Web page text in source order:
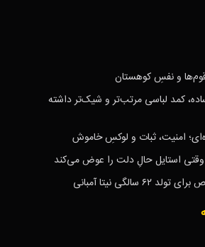
و نفسِ کوهستان
کمد لباسی مرتب‌تر و شیک‌تر داشته
امنیت، ثبات و لوکسِ خاموش
وقتی استایل حالِ دلت را عوض می‌کند
سالگی نیتا آمبانی